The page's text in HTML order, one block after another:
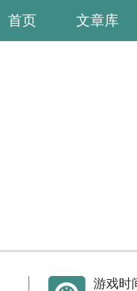
首页 文章库
游戏时